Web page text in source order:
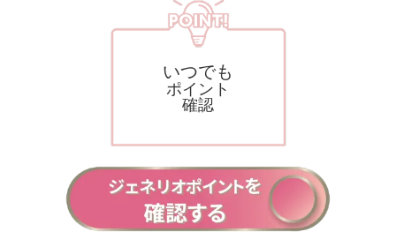
いつでも
ポイント
確認